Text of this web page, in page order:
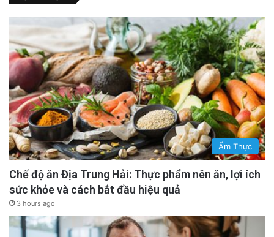
Ẩm Thực
Chế độ ăn Địa Trung Hải: Thực phẩm nên ăn, lợi ích
sức khỏe và cách bắt đầu hiệu quả
3 hours ago